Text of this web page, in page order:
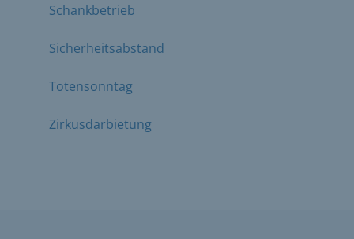
Schankbetrieb
Sicherheitsabstand
Totensonntag
Zirkusdarbietung